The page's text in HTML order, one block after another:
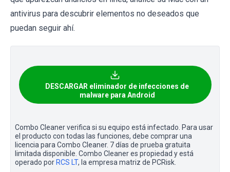
antivirus para descubrir elementos no deseados que
puedan seguir ahí.
DESCARGAR eliminador de infecciones de
malware para Android
Combo Cleaner verifica si su equipo está infectado. Para usar
el producto con todas las funciones, debe comprar una
licencia para Combo Cleaner. 7 días de prueba gratuita
limitada disponible. Combo Cleaner es propiedad y está
operado por RCS LT, la empresa matriz de PCRisk.